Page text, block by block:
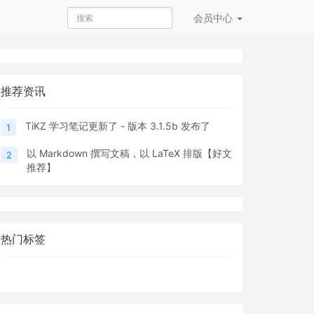
会员中心
推荐资讯
1 TiKZ 学习笔记更新了 - 版本 3.1.5b 发布了
2
以 Markdown 撰写文稿，以 LaTeX 排版【好文
推荐】
热门标签